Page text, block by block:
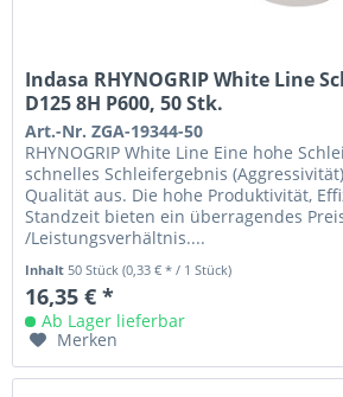
Indasa RHYNOGRIP White Line
D125 8H P600, 50 Stk.
Art.-Nr. ZGA-19344-50
RHYNOGRIP White Line Eine hohe
schnelles Schleifergebnis
Qualität aus. Die hohe Produktivität,
Standzeit bieten ein überragendes
/Leistungsverhältnis....
Inhalt50 Stück(0,33 € * / 1 Stück)
16,35 € *
Ab Lager lieferbar
Merken